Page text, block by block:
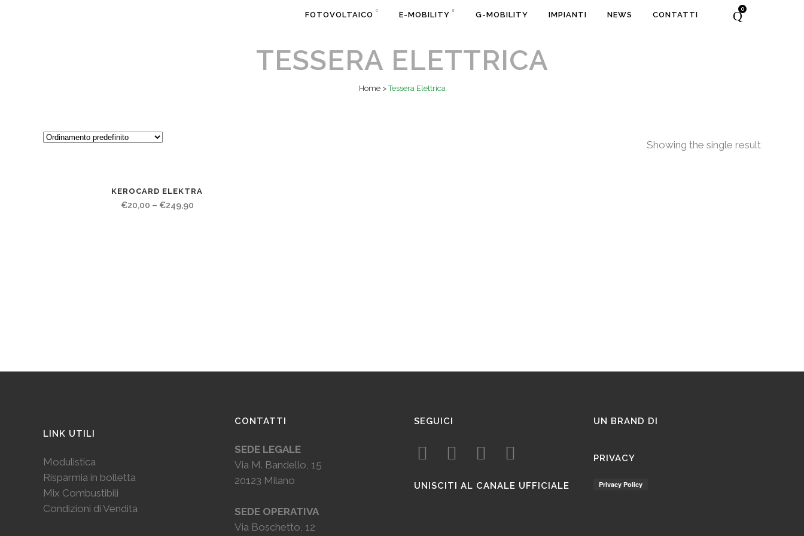
0
FOTOVOLTAICO E-MOBILITY G-MOBILITY IMPIANTI NEWS CONTATTI
TESSERA ELETTRICA
Home>Tessera Elettrica
Showing the single result
KEROCARD ELEKTRA
€20,00 – €249,90
LINK UTILI
Modulistica
Risparmia in bolletta
Mix Combustibili
Condizioni di Vendita
CONTATTI
SEDE LEGALE
Via M. Bandello, 15
20123 Milano
SEDE OPERATIVA
Via Boschetto, 12
SEGUICI
UNISCITI AL CANALE UFFICIALE
UN BRAND DI
PRIVACY